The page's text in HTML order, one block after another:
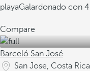
playaGalardonado con
Compare
Barceló San José
San Jose, Costa Rica